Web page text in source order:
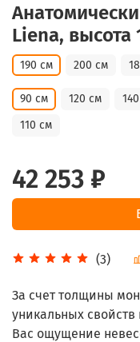
Liena, высота
(3)
190 см 200 см
90 см 120 см
110 см
42 253 ₽
За счет толщины
уникальных свойств
Вас ощущение